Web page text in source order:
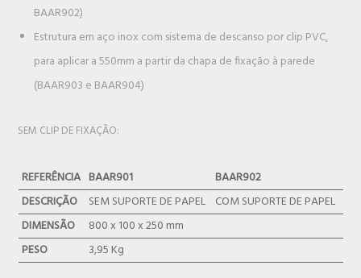
BAAR902)
Estrutura em aço inox com sistema de descanso por clip PVC,
para aplicar a 550mm a partir da chapa de fixação à parede
(BAAR903 e BAAR904)
SEM CLIP DE FIXAÇÃO:
REFERÊNCIA BAAR901
BAAR902
DESCRIÇÃO
SEM SUPORTE DE PAPEL COM SUPORTE DE PAPEL
DIMENSÃO
800 x 100 x 250 mm
PESO
3,95 Kg